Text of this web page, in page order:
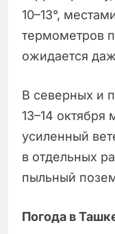
10–13°,
термометров
ожидается
В северных и
13–14
усиленный
в отдельных
пыльный
Погода в